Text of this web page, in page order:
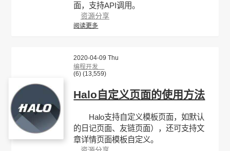
面，支持API调用。
资源分享
阅读更多
2020-04-09 Thu
编程开发
(6) (13,559)
Halo自定义页面的使用方法
Halo支持自定义模板页面，如默认
的日记页面、友链页面），还可支持文
章详情页面模板自定义。